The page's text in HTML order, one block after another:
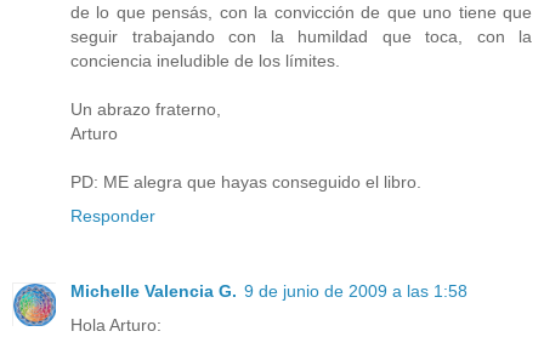
de lo que pensás, con la convicción de que uno tiene que
seguir trabajando con la humildad que toca, con la
conciencia ineludible de los límites.
Un abrazo fraterno,
Arturo
PD: ME alegra que hayas conseguido el libro.
Responder
Michelle Valencia G. 9 de junio de 2009 a las 1:58
Hola Arturo: